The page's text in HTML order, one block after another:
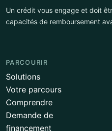
Un crédit vous engage et doit
capacités de remboursement
PARCOURIR
Solutions
Votre parcours
Comprendre
Demande de
financement